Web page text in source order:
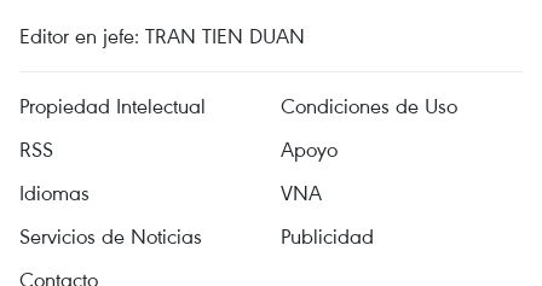
Editor en jefe: TRAN TIEN DUAN
Propiedad Intelectual
Condiciones de Uso
RSS
Apoyo
Idiomas
VNA
Servicios de Noticias
Publicidad
Contacto